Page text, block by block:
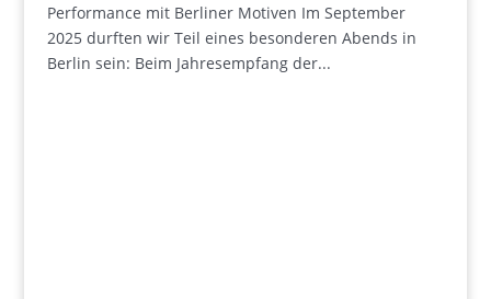
Performance mit Berliner Motiven Im September
2025 durften wir Teil eines besonderen Abends in
Berlin sein: Beim Jahresempfang der...